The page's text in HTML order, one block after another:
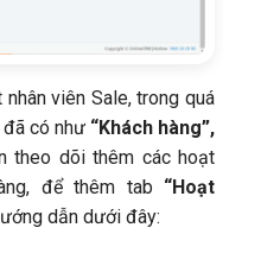
nhân viên Sale, trong quá
có như “Khách hàng”,
theo dõi thêm các hoạt
để thêm tab “Hoạt
dẫn dưới đây: